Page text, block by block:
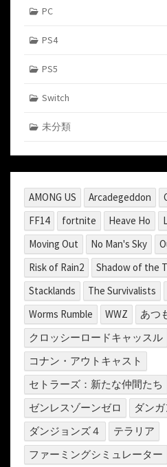
PC
PS4
PS5
Switch
未分類
AMONG US Arcadegeddon
FF14
fortnite Heave Ho
Moving Out
No Man's Sky
Risk of Rain2
Shadow of the
Stacklands
The Survivalists
Worms Rumble
WWZ あつ
クロッシーロードキャッスル
コナン・アウトキャスト
セトラーズ：新たな仲間たち
ゼンレスゾーンゼロ
ダン
ダンジョンズ４
テラリア
ファーミングシミュレーター